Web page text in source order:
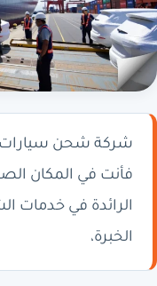
شركة شحن سيارات
فأنت في المكان
الرائدة في خدمات
الخبرة،